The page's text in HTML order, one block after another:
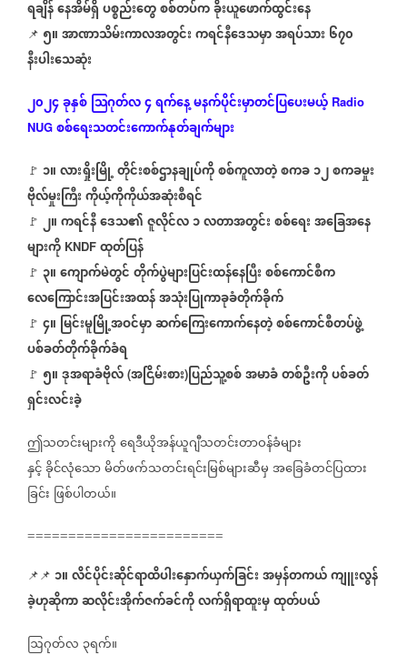
ရချိန်နေအိမ်ရှိပစ္စည်းတွေစစ်တပ်ကခိုးယူဖောက်ထွင်းနေ
📌 ၅။အာဏာသိမ်းကာလအတွင်းကရင်နီဒေသမှာအရပ်သား ၆၇၀
နီးပါးသေဆုံး
၂၀၂၄ခုနှစ်သြဂုတ်လ၄ရက်နေ့မနက်ပိုင်းမှာတင်ပြပေးမယ့် Radio
NUG စစ်ရေးသတင်းကောက်နုတ်ချက်များ
🚩 ၁။လားရှိုးမြို့တိုင်းစစ်ဌာနချုပ်ကိုစစ်ကူလာတဲ့စကခ၁၂စကခမှုး
ဗိုလ်မှုးကြီးကိုယ့်ကိုကိုယ်အဆုံးစီရင်
🚩 ၂။ကရင်နီဒေသ၏ဇူလိုင်လ၁လတာအတွင်းစစ်ရေးအခြေအနေ
များကို KNDF ထုတ်ပြန်
🚩 ၃။ကျောက်မဲတွင်တိုက်ပွဲများပြင်းထန်နေပြီးစစ်ကောင်စီက
လေကြောင်းအပြင်းအထန်အသုံးပြုကာခုခံတိုက်ခိုက်
🚩 ၄။ မြင်းမူမြို့အဝင်မှာဆက်ကြေးကောက်နေတဲ့စစ်ကောင်စီတပ်ဖွဲ့
ပစ်ခတ်တိုက်ခိုက်ခံရ
🚩 ၅။ဒုအရာခံဗိုလ် (အငြိမ်းစား)ပြည်သူ့စစ်အမာခံတစ်ဦးကိုပစ်ခတ်
ရှင်းလင်းခဲ့
ဤသတင်းများကိုရေဒီယိုအန်ယူဂျီသတင်းတာဝန်ခံများ
နှင့်ခိုင်လုံသောမိတ်ဖက်သတင်းရင်းမြစ်များဆီမှအခြေခံတင်ပြထား
ခြင်း ဖြစ်ပါတယ်။
========================
📌📌 ၁။လိင်ပိုင်းဆိုင်ရာထိပါးနှောက်ယှက်ခြင်းအမှန်တကယ်ကျူးလွန်
ခဲ့ဟုဆိုကာဆလိုင်းအိုက်ဇက်ခင်ကိုလက်ရှိရာထူးမှထုတ်ပယ်
ဩဂုတ်လ ၃ရက်။